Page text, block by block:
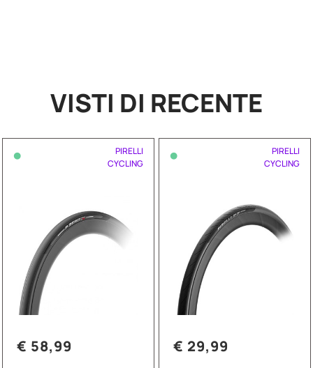
VISTI DI RECENTE
•
PIRELLI
CYCLING
€ 58,99
•
PIRELLI
CYCLING
€ 29,99